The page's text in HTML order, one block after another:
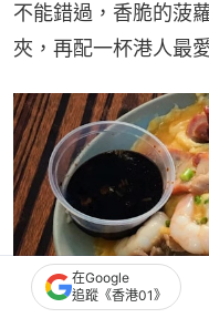
不能錯過，香脆的菠
夾，再配一杯港人最
在Google
追蹤《香港01》